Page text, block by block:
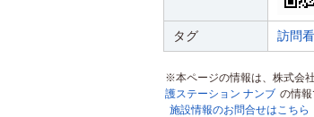
タグ 訪問
※本ページの情報は、株式会
護ステーション ナンブ の情報
施設情報のお問合せはこちら